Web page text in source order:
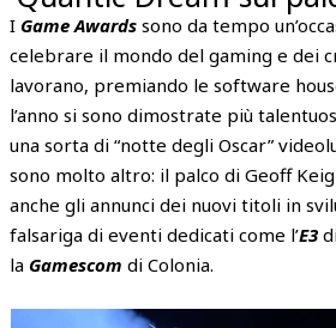
I Game Awards sono da tempo
celebrare il mondo del gaming e dei
lavorano, premiando le software
l’anno si sono dimostrate più
una sorta di “notte degli Oscar”
sono molto altro: il palco di Geoff
anche gli annunci dei nuovi titoli in
falsariga di eventi dedicati come l’E3
la Gamescom di Colonia.